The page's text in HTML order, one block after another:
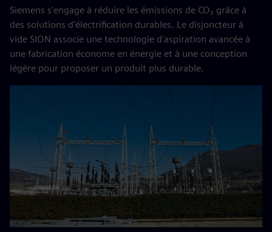
Siemens s'engage à réduire les émissions de CO₂ grâce à
des solutions d'électrification durables. Le disjoncteur à
vide SION associe une technologie d'aspiration avancée à
une fabrication économe en énergie et à une conception
légère pour proposer un produit plus durable.